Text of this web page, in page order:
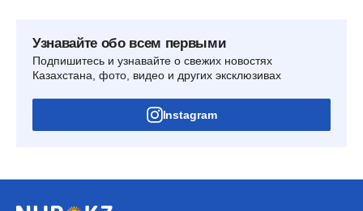
Узнавайте обо всем первыми
Подпишитесь и узнавайте о свежих новостях
Казахстана, фото, видео и других эксклюзивах
Instagram